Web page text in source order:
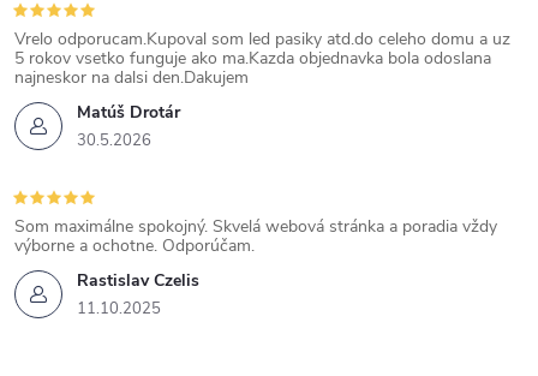
Matúš Drotár
30.5.2026
Vrelo odporucam.Kupoval som led pasiky atd.do celeho domu a uz
5 rokov vsetko funguje ako ma.Kazda objednavka bola odoslana
najneskor na dalsi den.Dakujem
Rastislav Czelis
11.10.2025
Som maximálne spokojný. Skvelá webová stránka a poradia vždy
výborne a ochotne. Odporúčam.